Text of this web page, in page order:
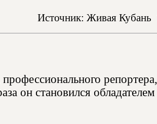
Источник: Живая Кубань
репортера,
он становился обладателем